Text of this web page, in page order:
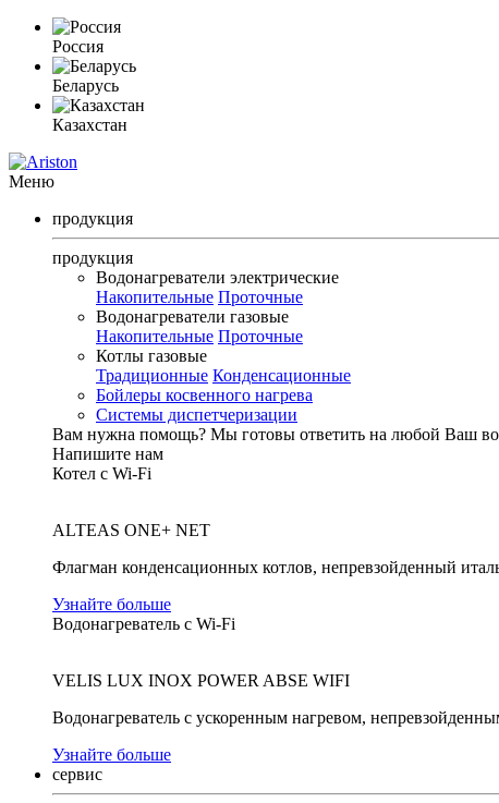
Россия
Беларусь
Казахстан
Меню
продукция
продукция
Водонагреватели электрические
Накопительные Проточные
Водонагреватели газовые
Накопительные Проточные
Котлы газовые
Традиционные Конденсационные
Бойлеры косвенного нагрева
Системы диспетчеризации
Вам нужна помощь? Мы готовы ответить на любой Ваш
Напишите нам
Котел с Wi-Fi
ALTEAS ONE+ NET
Флагман конденсационных котлов, непревзойденный
Узнайте больше
Водонагреватель с Wi-Fi
VELIS LUX INOX POWER ABSE WIFI
Водонагреватель с ускоренным нагревом,
Узнайте больше
сервис